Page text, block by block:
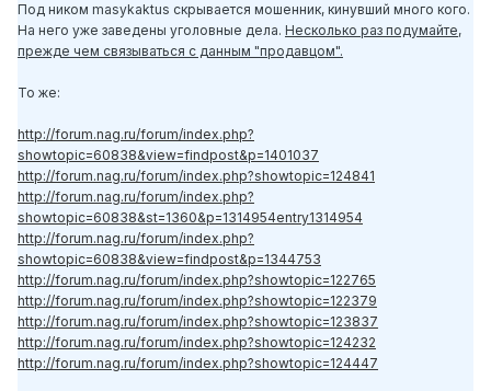
Под ником masykaktus скрывается мошенник, кинувший много кого.
На него уже заведены уголовные дела. Несколько раз подумайте,
прежде чем связываться с данным "продавцом".
То же:
http://forum.nag.ru/forum/index.php?
showtopic=60838&view=findpost&p=1401037
http://forum.nag.ru/forum/index.php?showtopic=124841
http://forum.nag.ru/forum/index.php?
showtopic=60838&st=1360&p=1314954entry1314954
http://forum.nag.ru/forum/index.php?
showtopic=60838&view=findpost&p=1344753
http://forum.nag.ru/forum/index.php?showtopic=122765
http://forum.nag.ru/forum/index.php?showtopic=122379
http://forum.nag.ru/forum/index.php?showtopic=123837
http://forum.nag.ru/forum/index.php?showtopic=124232
http://forum.nag.ru/forum/index.php?showtopic=124447